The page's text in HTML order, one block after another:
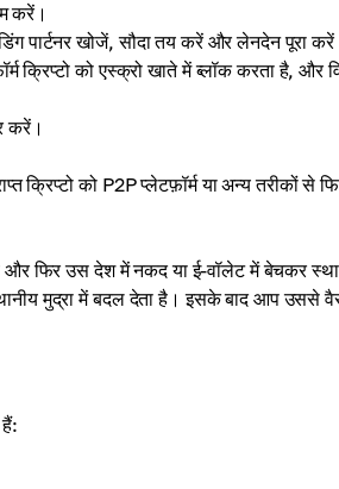
करें।
पार्टनर खोजें, सौदा तय करें और लेनदेन पूरा
क्रिप्टो को एस्क्रो खाते में ब्लॉक करता है, और
करें।
क्रिप्टो को P2P प्लेटफ़ॉर्म या अन्य तरीकों से
है और फिर उस देश में नकद या ई-वॉलेट में बेचकर
मुद्रा में बदल देता है। इसके बाद आप उससे